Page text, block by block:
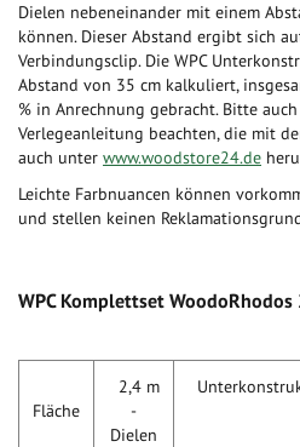
Dielen nebeneinander mit einem
können. Dieser Abstand ergibt sich
Verbindungsclip. Die WPC
Abstand von 35 cm kalkuliert,
% in Anrechnung gebracht. Bitte
Verlegeanleitung beachten, die mit
auch unter www.woodstore24.de
Leichte Farbnuancen können
und stellen keinen
WPC Komplettset
Fläche
2,4 m
-
Dielen